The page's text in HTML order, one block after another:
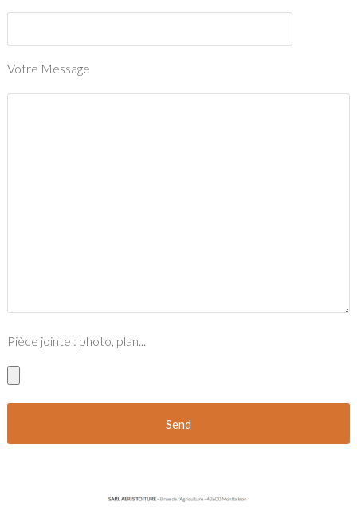
Votre Message
Pièce jointe : photo, plan...